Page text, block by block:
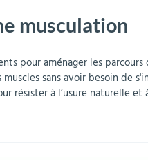
Abris fumeurs
Miroirs de sécurité
Mobilier de bureau
Mobilier crèche et
Pavoisement
musculation
pour aménager les parcours
sans avoir besoin de
résister à l’usure naturelle